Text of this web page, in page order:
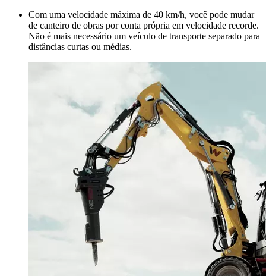
Com uma velocidade máxima de 40 km/h, você pode mudar
de canteiro de obras por conta própria em velocidade recorde.
Não é mais necessário um veículo de transporte separado para
distâncias curtas ou médias.